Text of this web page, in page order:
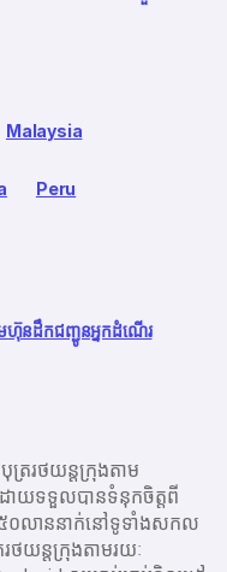
Malaysia
Peru
ហ៊ុនដឹកជញ្ជូនអ្នកដំណើរ
ររថយន្តក្រុងតាម
ោយទទួលបានទំនុកចិត្តពី
៥០លាននាក់នៅទូទាំងសកល
យន្តក្រុងតាមរយៈ